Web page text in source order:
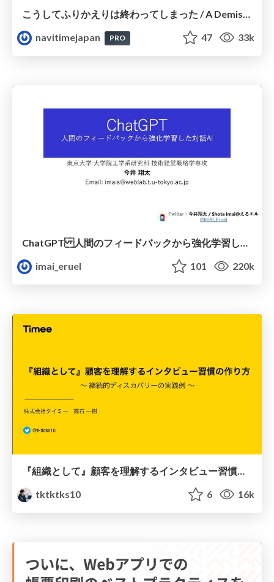
こうしてふりかえりは終わってしまった / A Demise of a retrospective
navitimejapan
PRO 47 33k
ChatGPT 人間のフィードバックから強化学習した対話AI
imai_eruel
101 220k
『組織として』顧客を理解するインタビュー習慣の作り方 #pmconf2022 / Continuous user interview habit
tktktks10
6 16k